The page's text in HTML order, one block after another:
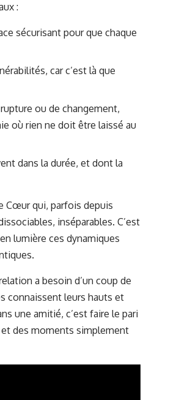
:
sécurisant pour que chaque
car c’est là que
ou de changement,
où rien ne doit être laissé au
dans la durée, et dont la
Cœur qui, parfois depuis
inséparables. C’est
lumière ces dynamiques
a besoin d’un coup de
connaissent leurs hauts et
une amitié, c’est faire le pari
des moments simplement